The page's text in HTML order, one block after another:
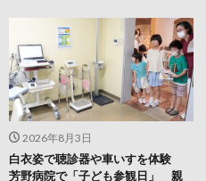
2026年8月3日
白衣姿で聴診器や車いすを体験
芳野病院で「子ども参観日」 親